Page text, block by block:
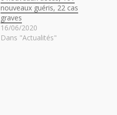
nouveaux guéris, 22 cas
graves
16/06/2020
Dans "Actualités"